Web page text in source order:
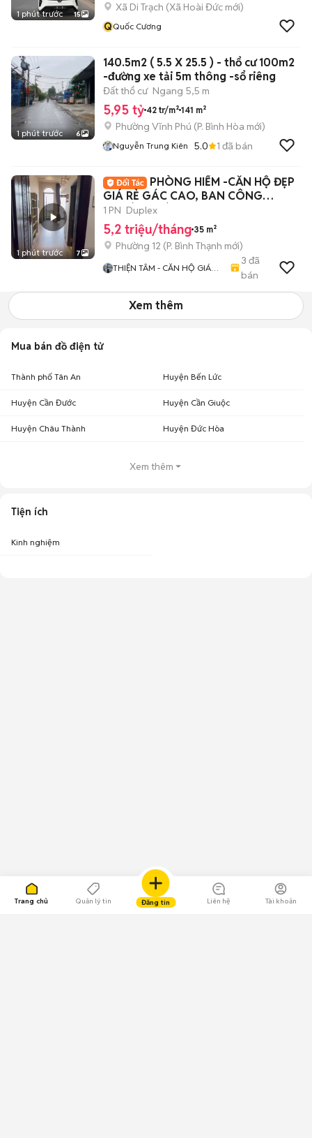
Trang chủ Quản lý tin Đăng tin Liên hệ Tài khoản
1 phút trước 15
Xã Di Trạch (Xã Hoài Đức mới)
QQuốc Cương
1 phút trước 6
140.5m2 ( 5.5 X 25.5 ) - thổ cư 100m2
-đường xe tải 5m thông -sổ riêng
Đất thổ cư Ngang 5,5 m
5,95 tỷ 42 tr/m² 141 m²
Phường Vĩnh Phú (P. Bình Hòa mới)
Nguyễn Trung Kiên 5.0 1 đã bán
1 phút trước 7
PHÒNG HIẾM -CĂN HỘ ĐẸP
GIÁ RẺ GÁC CAO, BAN CÔNG
THOÁNG SÁT ĐH UEF, UTH
1 PN Duplex
5,2 triệu/tháng 35 m²
Phường 12 (P. Bình Thạnh mới)
THIỆN TÂM - CĂN HỘ GIÁ
3 đã
bán
Xem thêm
Mua bán đồ điện tử
Thành phố Tân An Huyện Bến Lức
Huyện Cần Đước Huyện Cần Giuộc
Huyện Châu Thành Huyện Đức Hòa
Xem thêm
Tiện ích
Kinh nghiệm